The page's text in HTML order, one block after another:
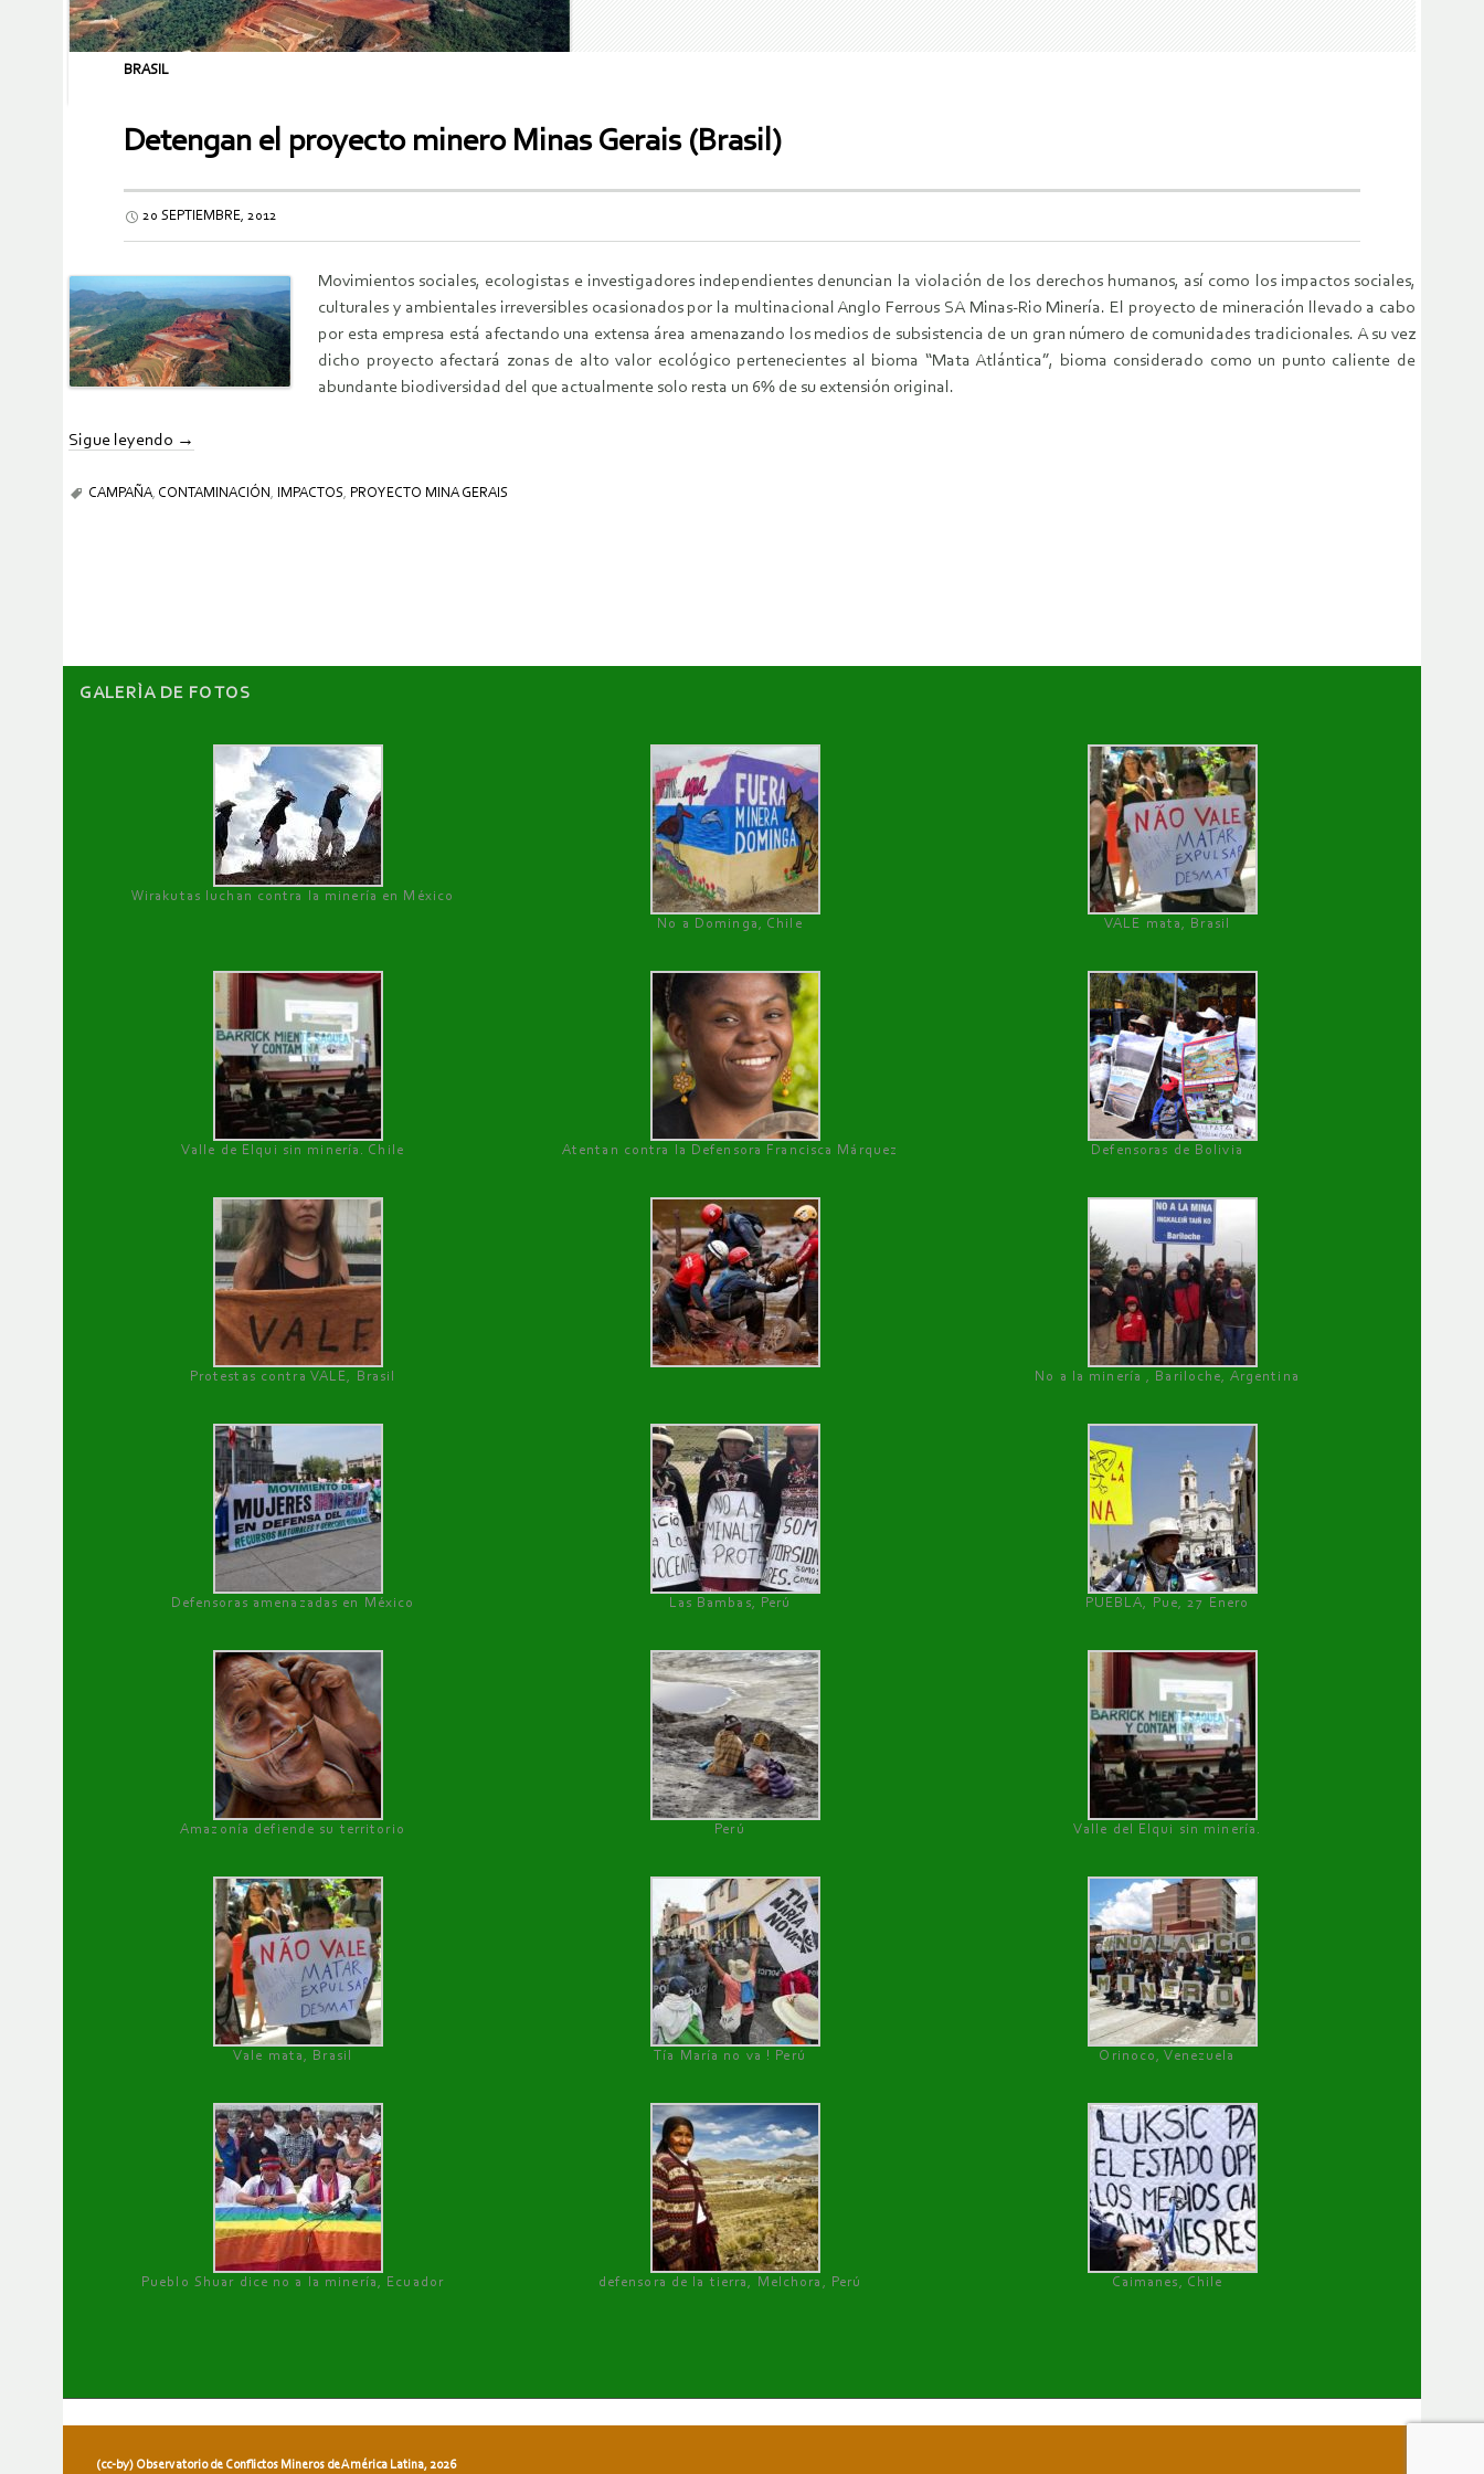
BRASIL
Detengan el proyecto minero Minas Gerais (Brasil)
20 SEPTIEMBRE, 2012
Movimientos sociales, ecologistas e investigadores independientes denuncian la violación de los derechos humanos, así como los impactos sociales,
culturales y ambientales irreversibles ocasionados por la multinacional Anglo Ferrous SA Minas-Rio Minería. El proyecto de mineración llevado a cabo
por esta empresa está afectando una extensa área amenazando los medios de subsistencia de un gran número de comunidades tradicionales. A su vez
dicho proyecto afectará zonas de alto valor ecológico pertenecientes al bioma “Mata Atlántica”, bioma considerado como un punto caliente de
abundante biodiversidad del que actualmente solo resta un 6% de su extensión original.
Sigue leyendo →
CAMPAÑA, CONTAMINACIÓN , IMPACTOS, PROYECTO MINA GERAIS
GALERÌA DE FOTOS
Wirakutas luchan contra la minería en México
No a Dominga, Chile
VALE mata, Brasil
Valle de Elqui sin minería. Chile Atentan contra la Defensora Francisca Márquez Defensoras de Bolivia
Protestas contra VALE, Brasil No a la minería , Bariloche, Argentina
Defensoras amenazadas en México Las Bambas, Perú PUEBLA, Pue, 27 Enero
Amazonía defiende su territorio Perú Valle del Elqui sin minería.
Vale mata, Brasil Tía María no va ! Perú Orinoco, Venezuela
Pueblo Shuar dice no a la minería, Ecuador defensora de la tierra, Melchora, Perú Caimanes, Chile
(cc-by) Observatorio de Conflictos Mineros de América Latina, 2026